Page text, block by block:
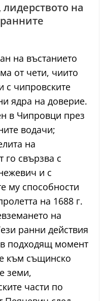
на
на въстанието
от чети, чиито
с чипровските
ядра на доверие.
в Чипровци през
водачи;
на
го свързва с
и с
му способности
на 1688 г.
на
ранни действия
подходящ момент
към същинско
земи,
части по